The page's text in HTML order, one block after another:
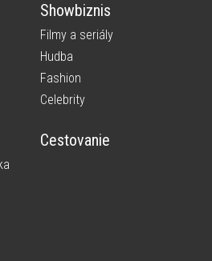
Showbiznis
Filmy a seriály
Hudba
Fashion
Celebrity
Cestovanie